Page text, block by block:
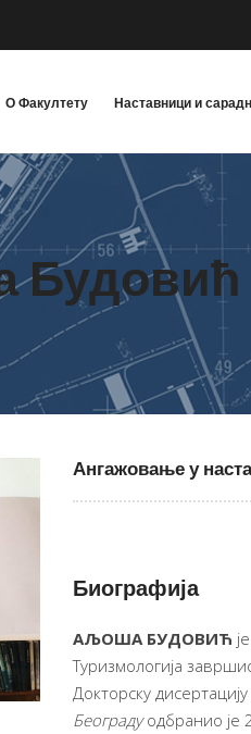
О Факултету Наставници и
Ангажовање у
Биографија
АЉОША БУДОВИЋ
Туризмологија
Докторску
Београдуодбранио је